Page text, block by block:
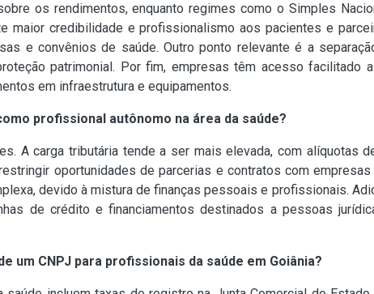
os rendimentos, enquanto regimes como o Simples
maior credibilidade e profissionalismo aos pacientes e
e convênios de saúde. Outro ponto relevante é a
patrimonial. Por fim, empresas têm acesso facilitado
em infraestrutura e equipamentos.
profissional autônomo na área da saúde?
A carga tributária tende a ser mais elevada, com alíquotas
oportunidades de parcerias e contratos com
devido à mistura de finanças pessoais e profissionais.
de crédito e financiamentos destinados a pessoas
um CNPJ para profissionais da saúde em Goiânia?